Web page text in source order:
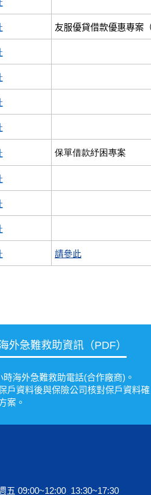
友服優貸借款優惠專案
保單借款紓困專案
請參此
外急難救助資訊（PDF）
時海外急難救助電話(合作廠商)。
戶資料後與保險公司核對保戶資料確
案。
09:00~12:00 13:30~17:30